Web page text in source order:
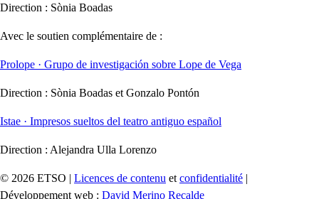
Direction : Sònia Boadas
Avec le soutien complémentaire de :
Prolope · Grupo de investigación sobre Lope de Vega
Direction : Sònia Boadas et Gonzalo Pontón
Istae · Impresos sueltos del teatro antiguo español
Direction : Alejandra Ulla Lorenzo
© 2026 ETSO | Licences de contenu et confidentialité |
Développement web : David Merino Recalde